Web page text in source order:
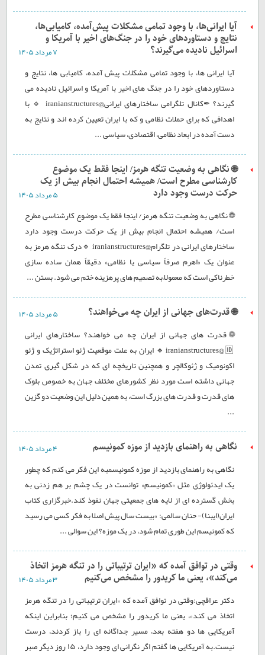
آیا ایرانی‌ها، با وجود تمامی مشکلات پیش‌آمده، کامیابی‌ها،
نتایج و دستاوردهای خود را در جنگ‌های اخیر با آمریکا و
اسرائیل نادیده می‌گیرند؟ ۷ مرداد ۱۴۰۵
آیا ایرانی ها، با وجود تمامی مشکلات پیش آمده، کامیابی ها، نتایج و
دستاوردهای خود را در جنگ های اخیر با آمریکا و اسرائیل نادیده می
گیرند؟ ✒کانال تلگرامی ساختارهای ایرانی@iranianstructures 🔹 با
اهدافی که برای حملات نظامی و که با ایران تعیین کرده اند و نتایج به
دست آمده در ابعاد نظامی، اقتصادی، سیاسی ...
🌐 نگاهی به وضعیت تنگه هرمز/ اینجا فقط یک موضوع
کارشناسی مطرح است/ همیشه احتمال انجام بیش از یک
حرکت درست وجود دارد ۵ مرداد ۱۴۰۵
🌐 نگاهی به وضعیت تنگه هرمز/ اینجا فقط یک موضوع کارشناسی مطرح
است/ همیشه احتمال انجام بیش از یک حرکت درست وجود دارد
ساختارهای ایرانی در تلگرام@iranianstructures 🔹درک تنگه هرمز به
عنوان یک «اهرم صرفاً سیاسی یا نظامی» دقیقاً همان ساده سازی
خطرناکی است که معمولاً به تصمیم های پرهزینه ختم می شود. بستن ...
🌐 قدرت‌های جهانی از ایران چه می‌خواهند؟ ۵ مرداد ۱۴۰۵
🌐قدرت های جهانی از ایران چه می خواهند؟ ساختارهای ایرانی
iranianstructures@🆔 🔹 ایران به علت موقعیت ژئو استراتژیک و ژئو
اکونومیک و ژئوکالچر و همچنین تاریخچه ای که در شکل گیری تمدن
جهانی داشته است مورد نظر کشورهای مختلف جهان به خصوص بلوک
های قدرت و قدرت های بزرگ است، به همین دلیل این وضعیت دو گزین
...
نگاهی به راهنمای بازدید از موزه‌ کمونیسم ۴ مرداد ۱۴۰۵
نگاهی به راهنمای بازدید از موزه کمونیسمبه این فکر می کنم که چطور
یک ایدئولوژی مثل «کمونیسم» توانست در یک چشم بر هم زدنی به
بخش گسترده ای از لایه های جمعیتی جهان نفوذ کند.خبرگزاری کتاب
ایران(ایبنا)- حنان سالمی: «بیست سال پیش اصلا به فکر کسی می رسید
که کمونیسم این طوری تمام شود، در یک موزه؟ این سوالی ...
وقتی در توافق آمده که «ایران ترتیباتی را در تنگه هرمز اتخاذ
می‌کند»، یعنی ما کریدور را مشخص می‌کنیم ۳ مرداد ۱۴۰۵
دکتر عراقچی:وقتی در توافق آمده که «ایران ترتیباتی را در تنگه هرمز
اتخاذ می کند»، یعنی ما کریدور را مشخص می کنیم؛ بنابراین اینکه
آمریکایی ها دو هفته بعد، مسیر جداگانه ای را باز کردند، درست
نیست.به آمریکایی ها گفتم اگر نگرانی ای وجود دارد، ۱۵ روز دیگر صبر